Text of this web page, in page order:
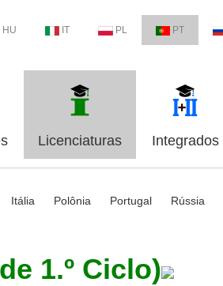
HU IT PL PT
Licenciaturas Integrados
Itália Polônia Portugal Rússia
1.º Ciclo)